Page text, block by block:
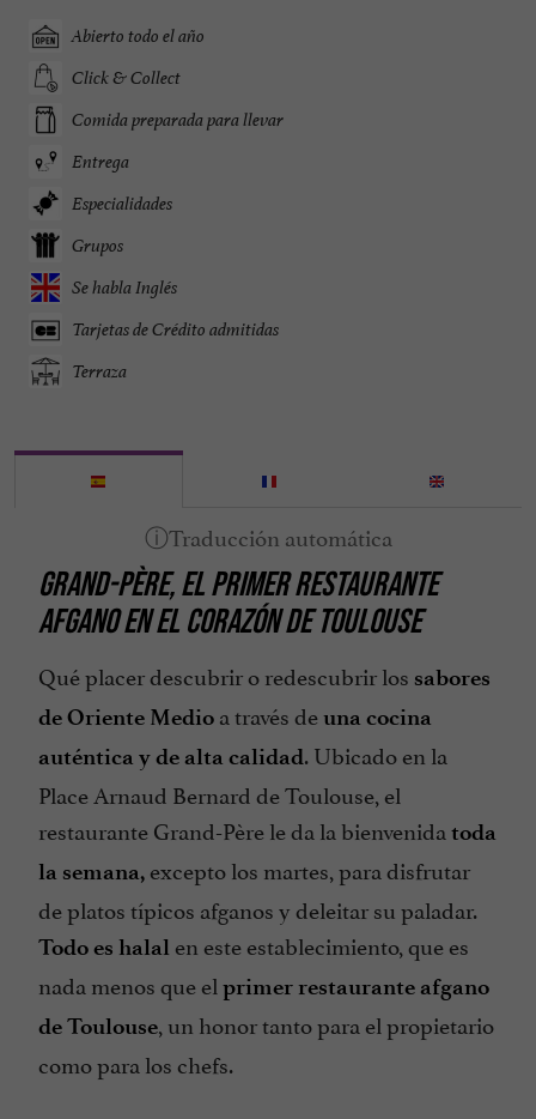
Abierto todo el año
Click & Collect
Comida preparada para llevar
Entrega
Especialidades
Grupos
Se habla Inglés
Tarjetas de Crédito admitidas
Terraza
GRAND-PÈRE,EL PRIMER RESTAURANTE
AFGANOEN EL CORAZÓN DE TOULOUSE
Qué placer descubrir o redescubrir los sabores
de Oriente Medio a través deuna cocina
auténtica y de alta calidad. Ubicado en la
Place Arnaud Bernard de Toulouse, el
restaurante Grand-Père le da la bienvenida toda
la semana, excepto los martes, para disfrutar
de platos típicos afganos y deleitar su paladar.
Todo es halal en este establecimiento, que es
nada menos que el primer restaurante afgano
de Toulouse, un honor tanto para el propietario
como para los chefs.